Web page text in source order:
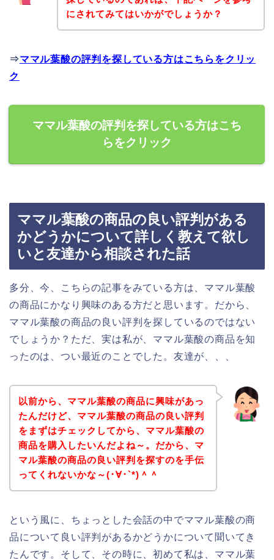
にされてみてはいかがでしょうか？
⇒ママル葉酸の評判を探している方はこちらをクリッ
ク
ママル葉酸の評判を探している方はこち
らをクリック
ママル葉酸の商品の良い評判がある
かどうかについて詳しく教えて欲し
いと友達から相談された話
多分、今、こちらの記事をみている方は、ママル葉酸
の商品にかなり興味のある方だと思います。だから、
ママル葉酸の商品の良い評判を探しているのではない
でしょうか？ただ、実は私が、ママル葉酸の商品を知
ったのは、つい最近のことでした。友達が、、、
以前から、ママル葉酸の商品に興味があっ
たんだけど、ママル葉酸の商品の良い評判
をまずはチェックしてから、ママル葉酸の
商品を購入したいんだよね～。だから、マ
マル葉酸の商品の良い評判を探すのを手伝
ってくれないかな～(･∀･`*)＾＾
という風に、ちょっとした会話の中でママル葉酸の商
品について良い評判があるかどうかについて聞いてき
たんです。そして、その時に、初めて私は、ママル葉